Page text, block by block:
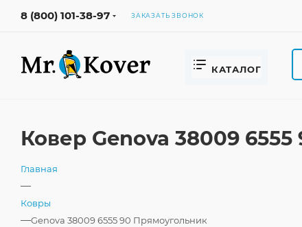
8 (800) 101-38-97 ЗАКАЗАТЬ ЗВОНОК
КАТАЛОГ
Ковер Genova 38009
Главная
—
Ковры
—Genova 38009 6555 90 Прямоугольник